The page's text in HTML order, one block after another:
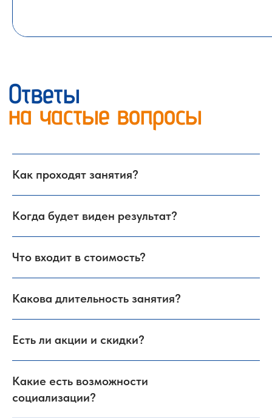
Как проходят занятия?
Когда будет виден результат?
Что входит в стоимость?
Какова длительность занятия?
Есть ли акции и скидки?
Какие есть возможности
социализации?